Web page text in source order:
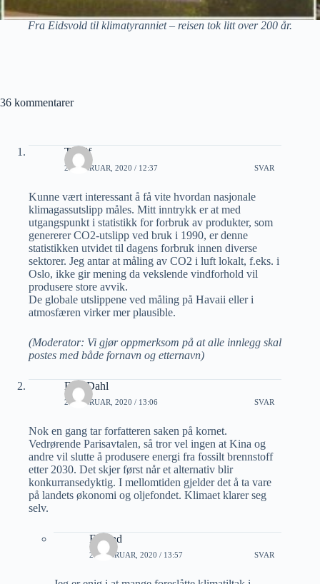
Fra Eidsvold til klimatyranniet – reisen tok litt over 200 år.
36 kommentarer
Toralf
21 FEBRUAR, 2020 / 12:37 SVAR
Kunne vært interessant å få vite hvordan nasjonale
klimagassutslipp måles. Mitt inntrykk er at med
utgangspunkt i statistikk for forbruk av produkter, som
genererer CO2-utslipp ved bruk i 1990, er denne
statistikken utvidet til dagens forbruk innen diverse
sektorer. Jeg antar at måling av CO2 i luft lokalt, f.eks. i
Oslo, ikke gir mening da vekslende vindforhold vil
produsere store avvik.
De globale utslippene ved måling på Havaii eller i
atmosfæren virker mer plausible.
(Moderator: Vi gjør oppmerksom på at alle innlegg skal
postes med både fornavn og etternavn)
Erik Dahl
21 FEBRUAR, 2020 / 13:06 SVAR
Nok en gang tar forfatteren saken på kornet.
Vedrørende Parisavtalen, så tror vel ingen at Kina og
andre vil slutte å produsere energi fra fossilt brennstoff
etter 2030. Det skjer først når et alternativ blir
konkurransedyktig. I mellomtiden gjelder det å ta vare
på landets økonomi og oljefondet. Klimaet klarer seg
selv.
Eyvind
21 FEBRUAR, 2020 / 13:57 SVAR